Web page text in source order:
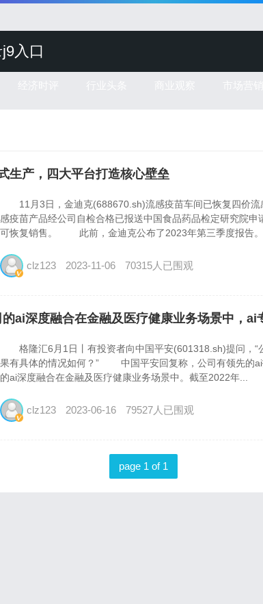
入口
生产，四大平台打造核心壁垒
11月3日，金迪克(688670.sh)流感疫苗车间已恢复四价流
感疫苗产品经公司自检合格已报送中国食品药品检定研究院
可恢复销售。 此前，金迪克公布了2023年第三季度报告。
clz123 2023-11-06 70315人已围观
ai深度融合在金融及医疗健康业务场景中，ai
格隆汇6月1日丨有投资者向中国平安(601318.sh)提问，“
果有具体的情况如何？” 中国平安回复称，公司有领先的ai
的ai深度融合在金融及医疗健康业务场景中。截至2022年...
clz123 2023-06-16 79527人已围观
page 1 of 1